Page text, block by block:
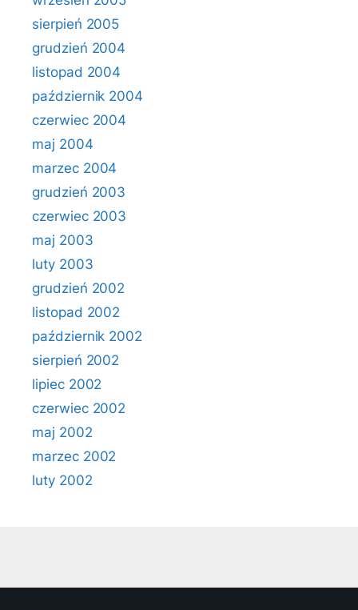
sierpień 2005
grudzień 2004
listopad 2004
październik 2004
czerwiec 2004
maj 2004
marzec 2004
grudzień 2003
czerwiec 2003
maj 2003
luty 2003
grudzień 2002
listopad 2002
październik 2002
sierpień 2002
lipiec 2002
czerwiec 2002
maj 2002
marzec 2002
luty 2002